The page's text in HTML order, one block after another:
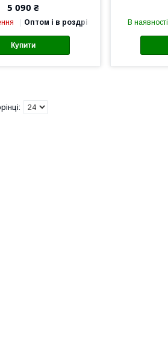
5 090 ₴
Оптом і в роздріб
Купити
В наявності